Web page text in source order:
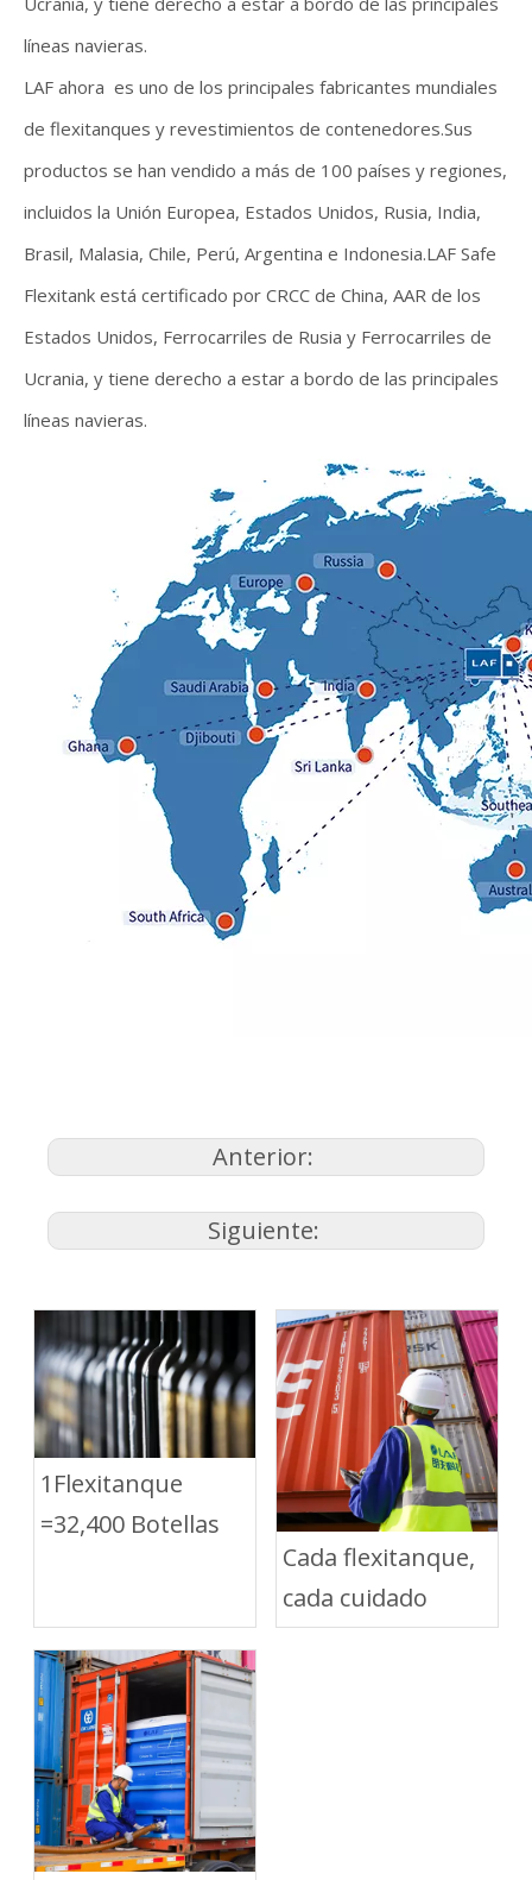
líneas navieras.
LAF ahora es uno de los principales fabricantes mundiales
de flexitanques y revestimientos de contenedores.Sus
productos se han vendido a más de 100 países y regiones,
incluidos la Unión Europea, Estados Unidos, Rusia, India,
Brasil, Malasia, Chile, Perú, Argentina e Indonesia.LAF Safe
Flexitank está certificado por CRCC de China, AAR de los
Estados Unidos, Ferrocarriles de Rusia y Ferrocarriles de
Ucrania, y tiene derecho a estar a bordo de las principales
líneas navieras.
Anterior:
Siguiente:
1Flexitanque
=32,400 Botellas
Cada flexitanque,
cada cuidado